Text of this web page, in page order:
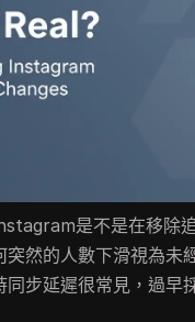
是不是在移除
突然的人數下滑視為
同步延遲很常見，過早